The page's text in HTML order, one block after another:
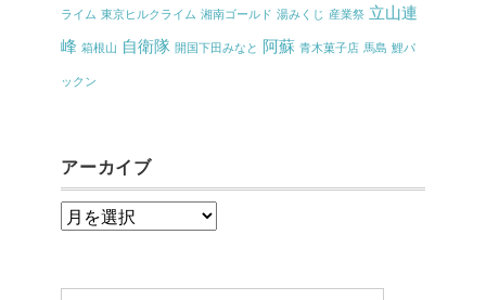
ライム 東京ヒルクライム 湘南ゴールド 湯みくじ 産業祭 立山連
峰 箱根山 自衛隊 開国下田みなと 阿蘇 青木菓子店 馬島 鯉パ
ックン
アーカイブ
ア